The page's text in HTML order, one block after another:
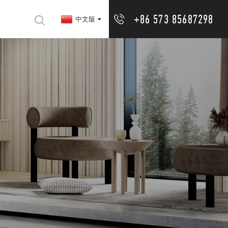
中文版 +86 573 85687298